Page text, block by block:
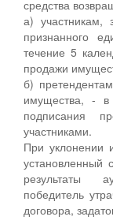
средства
а) участникам,
признанного
течение 5
продажи
б)
имущества, -
подписания
участниками.
При уклонении
установленный
результаты
победитель
договора,